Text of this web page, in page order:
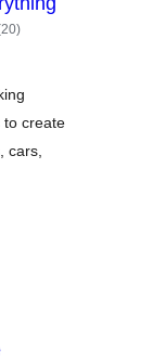
total
ratings
)
to create
cars,